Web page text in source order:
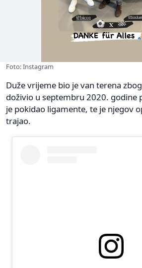
Foto: Instagram
Duže vrijeme bio je van terena
doživio u septembru 2020. godine
je pokidao ligamente, te je njegov
trajao.